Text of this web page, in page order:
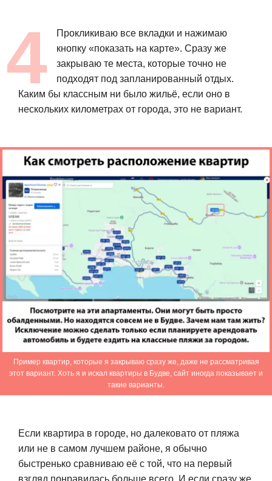
Прокликиваю все вкладки и нажимаю
кнопку «показать на карте». Сразу же
закрываю те места, которые точно не
подходят под запланированный отдых.
Каким бы классным ни было жильё, если оно в
нескольких километрах от города, это не вариант.
Пример квартир, которые я закрываю сразу же, даже не рассматривая
этот вариант. Хоть я и искал квартиры в Будве, сайт иногда показывает и
такие варианты.
Если квартира в городе, но далековато от пляжа
или не в самом лучшем районе, я обычно
быстренько сравниваю её с той, что на первый
взгляд понравилась больше всего. И если сразу же